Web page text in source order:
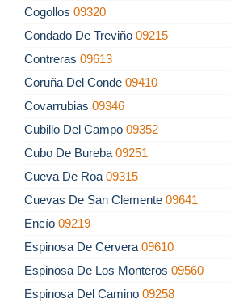
Cogollos 09320
Condado De Treviño 09215
Contreras 09613
Coruña Del Conde 09410
Covarrubias 09346
Cubillo Del Campo 09352
Cubo De Bureba 09251
Cueva De Roa 09315
Cuevas De San Clemente 09641
Encío 09219
Espinosa De Cervera 09610
Espinosa De Los Monteros 09560
Espinosa Del Camino 09258